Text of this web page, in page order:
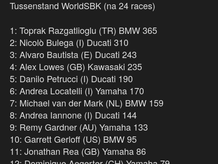
Tussenstand WorldSBK (na 24 races)
1: Toprak Razgatlioglu (TR) BMW 365
2: Nicolò Bulega (I) Ducati 310
3: Alvaro Bautista (E) Ducati 243
4: Alex Lowes (GB) Kawasaki 235
5: Danilo Petrucci (I) Ducati 190
6: Andrea Locatelli (I) Yamaha 170
7: Michael van der Mark (NL) BMW 159
8: Andrea Iannone (I) Ducati 144
9: Remy Gardner (AU) Yamaha 133
10: Garrett Gerloff (US) BMW 95
11: Jonathan Rea (GB) Yamaha 86